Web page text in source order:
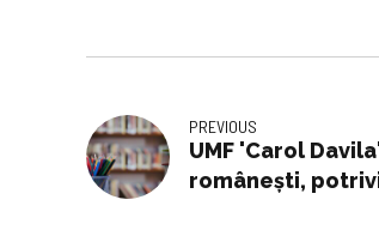
PREVIOUS
UMF 'Carol
românești,